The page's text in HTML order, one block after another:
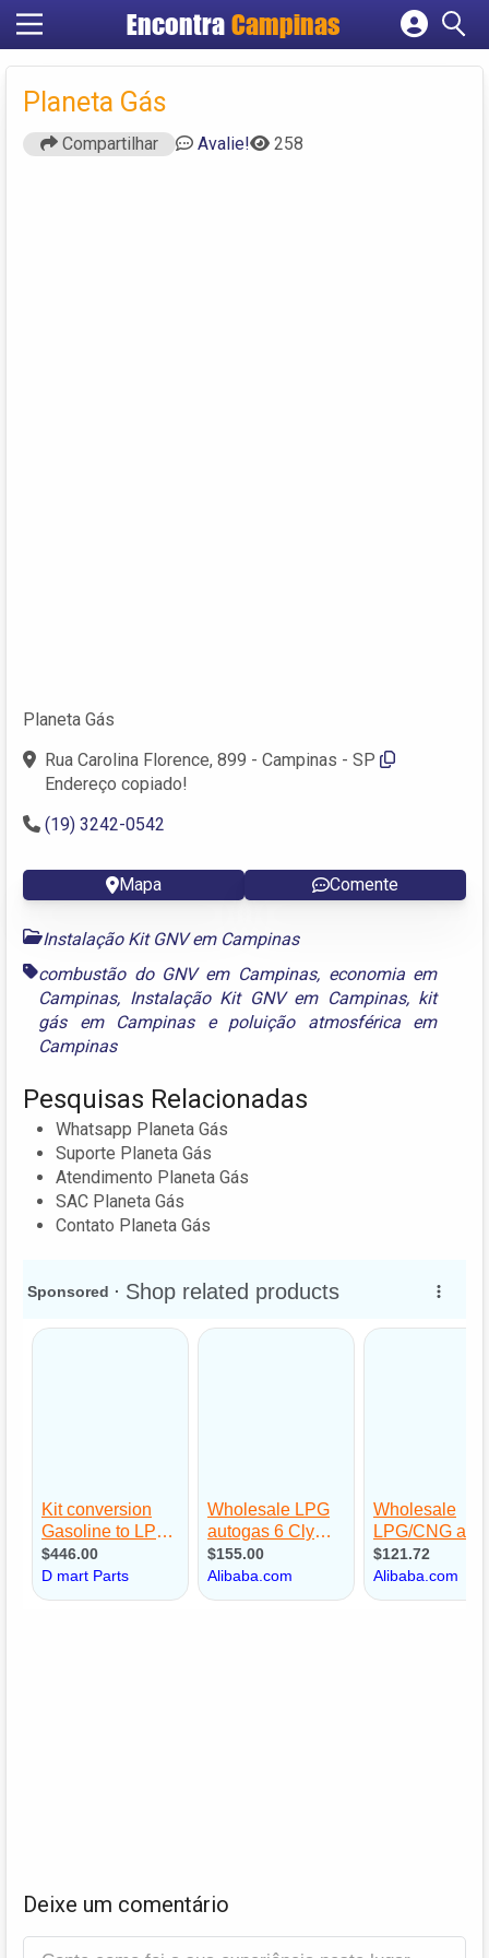
Encontra Campinas
Cadastrar empresa
Planeta Gás
Compartilhar Avalie! 258
Planeta Gás
Rua Carolina Florence, 899 - Campinas - SP
Endereço copiado!
(19) 3242-0542
Mapa Comente
Instalação Kit GNV em Campinas
combustão do GNV em Campinas, economia em
Campinas, Instalação Kit GNV em Campinas, kit
gás em Campinase poluição atmosférica em
Campinas
Pesquisas Relacionadas
Whatsapp Planeta Gás
Suporte Planeta Gás
Atendimento Planeta Gás
SAC Planeta Gás
Contato Planeta Gás
Deixe um comentário